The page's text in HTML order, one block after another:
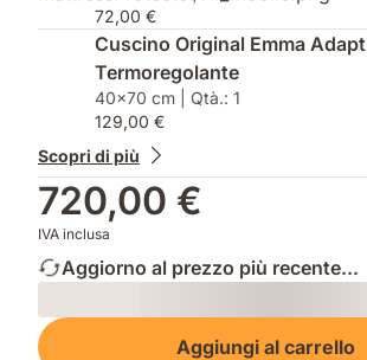
72,00 €
Cuscino Original Emma Adapt
Termoregolante
40x70 cm | Qtà.: 1
129,00 €
Scopri di più
720,00 €
IVA inclusa
Aggiorno al prezzo più recente...
Loading
Aggiungi al carrello